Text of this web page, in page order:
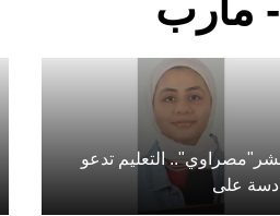
- مأرب
التعليم تدعو
على